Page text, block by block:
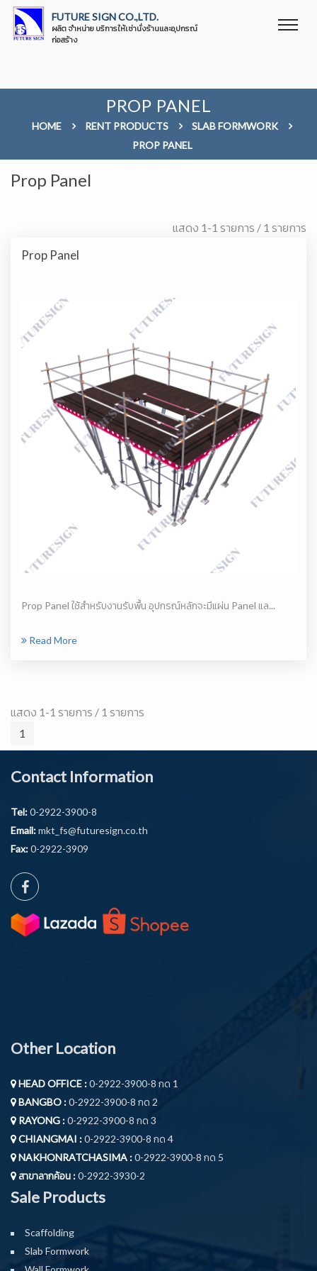
FUTURE SIGN CO.,LTD.
ผลิต จำหน่าย บริการให้เช่านั่งร้านและอุปกรณ์
ก่อสร้าง
PROP PANEL
HOME RENT PRODUCTS
SLAB FORMWORK
PROP PANEL
Prop Panel
แสดง 1-1 รายการ / 1 รายการ
Prop Panel
Prop Panel ใช้สำหรับงานรับพื้น อุปกรณ์หลักจะมีแผ่น Panel แล...
Read More
แสดง 1-1 รายการ / 1 รายการ
1
Contact Information
Tel:0-2922-3900-8
Email:mkt_fs@futuresign.co.th
Fax:0-2922-3909
Other Location
HEAD OFFICE :0-2922-3900-8 กด 1
BANGBO :0-2922-3900-8 กด 2
RAYONG :0-2922-3900-8 กด 3
CHIANGMAI :0-2922-3900-8 กด 4
NAKHONRATCHASIMA :0-2922-3900-8 กด 5
สาขาลากค้อน :0-2922-3930-2
Sale Products
Scaffolding
Slab Formwork